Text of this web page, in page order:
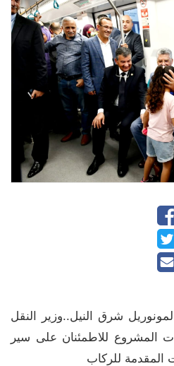
شرق النيل..وزير النقل
للاطمئنان على سير
للركاب